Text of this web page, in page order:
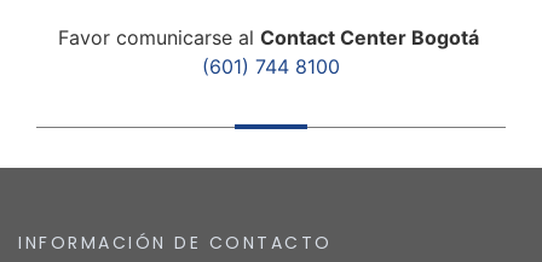
Favor comunicarse al Contact Center Bogotá
(601) 744 8100
INFORMACIÓN DE CONTACTO